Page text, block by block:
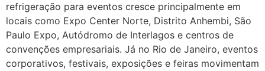
refrigeração para eventos cresce principalmente em
locais como Expo Center Norte, Distrito Anhembi, São
Paulo Expo, Autódromo de Interlagos e centros de
convenções empresariais. Já no Rio de Janeiro, eventos
corporativos, festivais, exposições e feiras movimentam